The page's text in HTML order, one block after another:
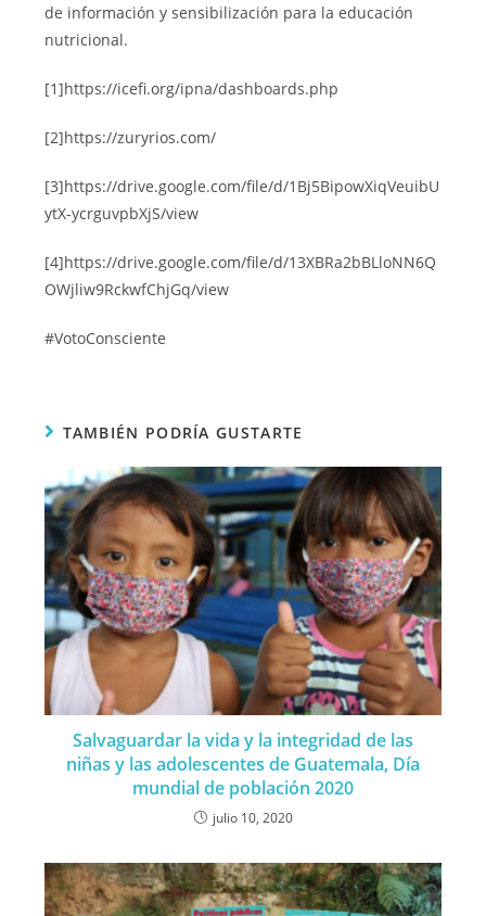
de información y sensibilización para la educación
nutricional.
[1]https://icefi.org/ipna/dashboards.php
[2]https://zuryrios.com/
[3]https://drive.google.com/file/d/1Bj5BipowXiqVeuibU
ytX-ycrguvpbXjS/view
[4]https://drive.google.com/file/d/13XBRa2bBLloNN6Q
OWjliw9RckwfChjGq/view
#VotoConsciente
TAMBIÉN PODRÍA GUSTARTE
Salvaguardar la vida y la integridad de las
niñas y las adolescentes de Guatemala, Día
mundial de población 2020
julio 10, 2020